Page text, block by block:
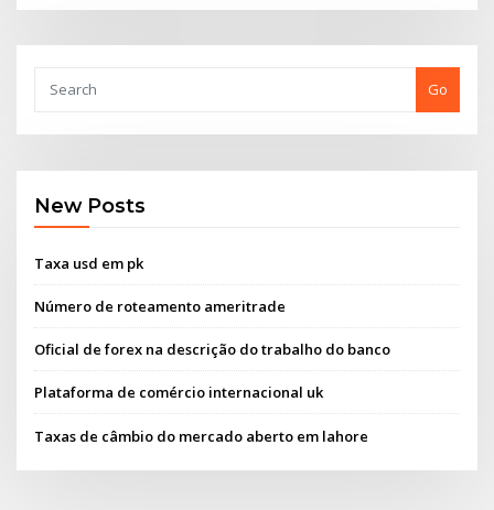
Go
New Posts
Taxa usd em pk
Número de roteamento ameritrade
Oficial de forex na descrição do trabalho do banco
Plataforma de comércio internacional uk
Taxas de câmbio do mercado aberto em lahore